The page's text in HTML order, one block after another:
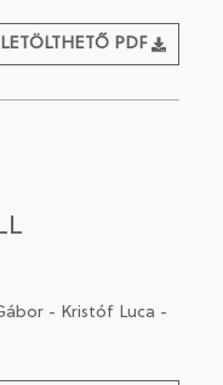
LETÖLTHETŐ PDF
- Kristóf Luca -